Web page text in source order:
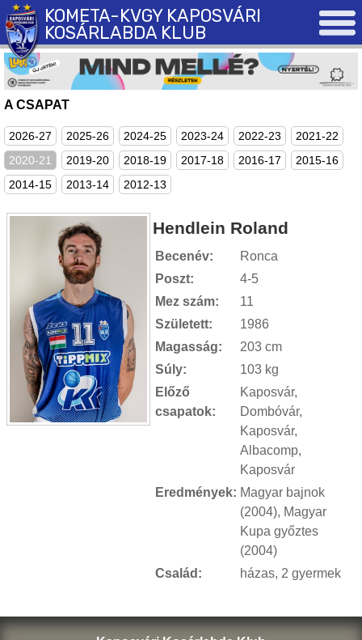
KOMETA-KVGY KAPOSVÁRI
KOSÁRLABDA KLUB
A CSAPAT
2026-27 2025-26 2024-25 2023-24 2022-23
2021-22
2020-21
2019-20 2018-19 2017-18 2016-17
2015-16
2014-15
2013-14 2012-13
Hendlein Roland
Becenév:
Ronca
Poszt:
4-5
Mez szám:
11
Született:
1986
Magasság:
203 cm
Súly:
103 kg
Előző
csapatok:
Kaposvár,
Dombóvár,
Kaposvár,
Albacomp,
Kaposvár
Eredmények: Magyar bajnok
(2004), Magyar
Kupa győztes
(2004)
Család:
házas, 2 gyermek